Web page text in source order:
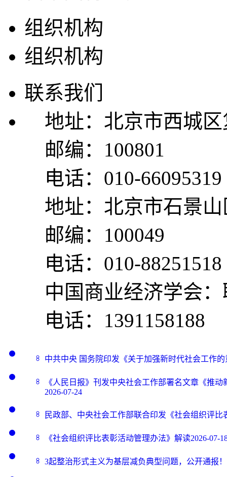
组织机构
组织机构
联系我们
地址：北京市西城
邮编：100801
电话：010-66095319
地址：北京市石景
邮编：100049
电话：010-88251518
中国商业经济学会
电话：1391158188
中共中央 国务院印发《关于加强新时代社会工作的
《人民日报》刊发中央社会工作部署名文章《推
2026-07-24
民政部、中央社会工作部联合印发《社会组织评比
《社会组织评比表彰活动管理办法》解读2026-07-
3起整治形式主义为基层减负典型问题，公开通报！